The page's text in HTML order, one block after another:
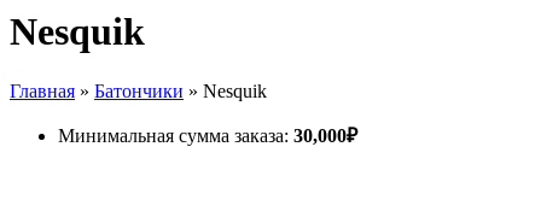
Nesquik
Главная » Батончики » Nesquik
Минимальная сумма заказа: 30,000₽